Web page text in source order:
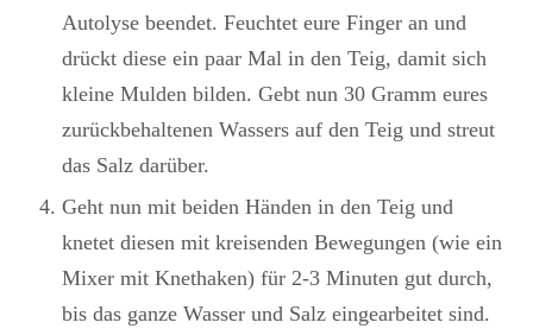
Autolyse beendet. Feuchtet eure Finger an und
drückt diese ein paar Mal in den Teig, damit sich
kleine Mulden bilden. Gebt nun 30 Gramm eures
zurückbehaltenen Wassers auf den Teig und streut
das Salz darüber.
Geht nun mit beiden Händen in den Teig und
knetet diesen mit kreisenden Bewegungen (wie ein
Mixer mit Knethaken) für 2-3 Minuten gut durch,
bis das ganze Wasser und Salz eingearbeitet sind.